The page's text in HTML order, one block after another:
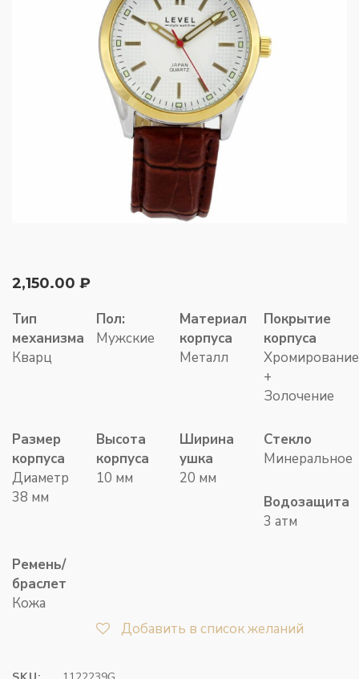
2,150.00 ₽
Тип
механизма
Кварц
Пол:
Мужские
Материал
корпуса
Металл
Покрытие
корпуса
Хромирование
+
Золочение
Размер
корпуса
Диаметр
38 мм
Высота
корпуса
10 мм
Ширина
ушка
20 мм
Стекло
Минеральное
Водозащита
3 атм
Ремень/
браслет
Кожа
Добавить в список желаний